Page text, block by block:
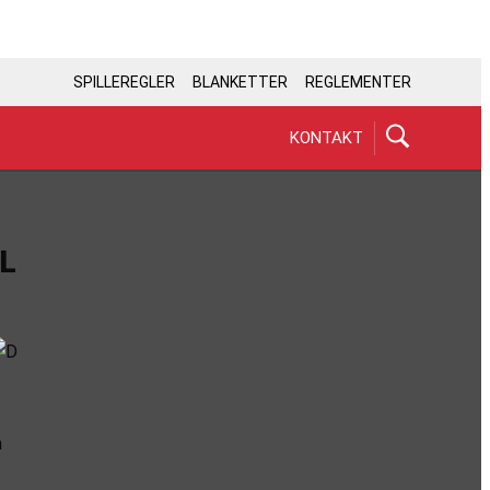
SPILLEREGLER BLANKETTER REGLEMENTER
KONTAKT